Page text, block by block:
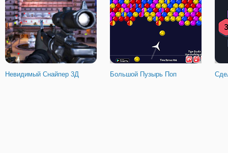
Невидимый Снайпер 3Д Большой Пузырь Поп